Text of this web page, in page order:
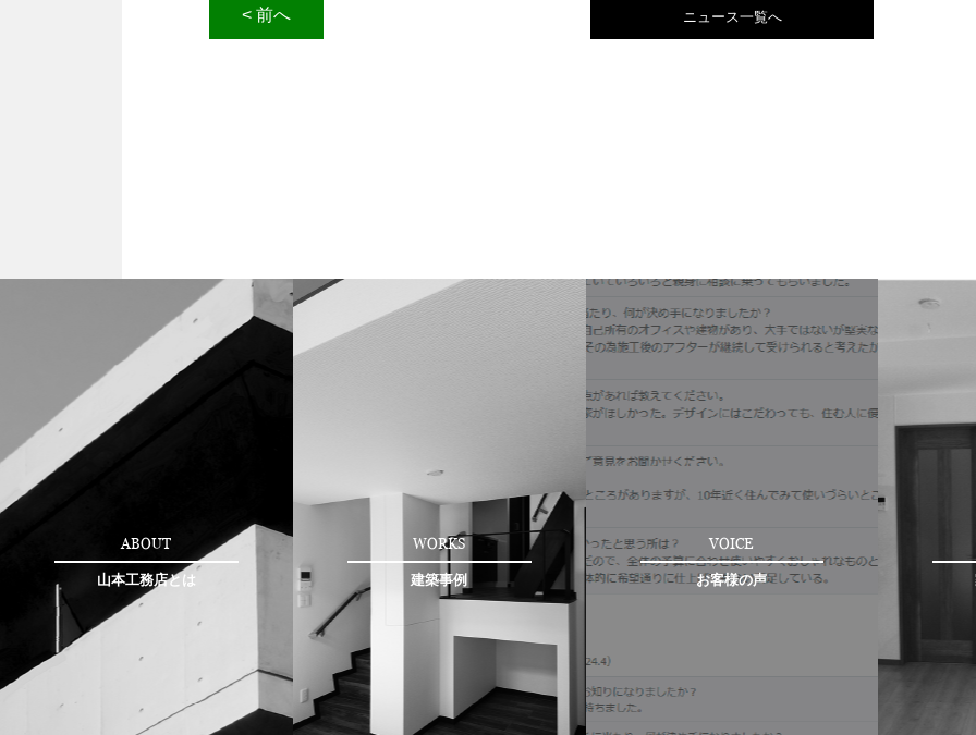
< 前へ ニュース一覧へ
ABOUT
山本工務店とは
WORKS
建築事例
VOICE
お客様の声